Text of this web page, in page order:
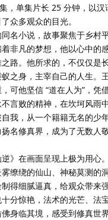
，单集片长 25 分钟，以
众多观众的目光。
名小说，故事聚焦于乡村
非凡的梦想，他以心中的
路。他所求的，不仅仅是
之身，主宰自己的人生。
可他坚信 “道在人为”，凭
言败的精神，在坎坷风雨
我，从一个籍籍无名的少
名修真界，成为了无数人
》在画面呈现上极为用心
缭绕的仙山、神秘莫测的
得细腻逼真，给观众带来
分惊艳，法术的光芒、法
身临其境，感受到修真世